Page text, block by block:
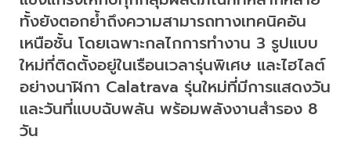
ทั้งยังตอกย้ำถึงความสามารถทางเทคนิคอัน
เหนือชั้น โดยเฉพาะกลไกการทำงาน 3 รูปแบบ
ใหม่ที่ติดตั้งอยู่ในเรือนเวลารุ่นพิเศษ และไฮไลต์
อย่างนาฬิกา Calatrava รุ่นใหม่ที่มีการแสดงวัน
และวันที่แบบฉับพลัน พร้อมพลังงานสำรอง 8
วัน